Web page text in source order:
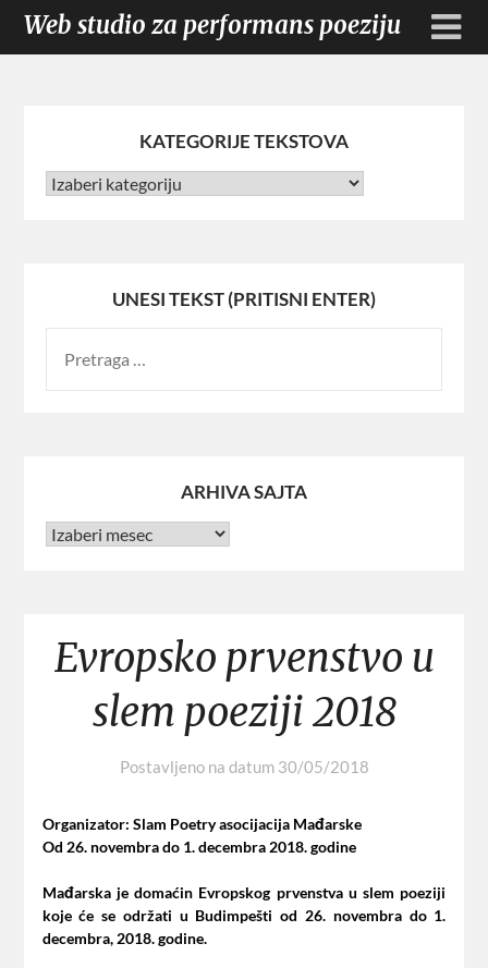
Web studio za performans poeziju
KATEGORIJE TEKSTOVA
UNESI TEKST (PRITISNI ENTER)
ARHIVA SAJTA
Evropsko prvenstvo u
slem poeziji 2018
Postavljeno na datum 30/05/2018
Organizator: Slam Poetry asocijacija Mađarske
Od 26. novembra do 1. decembra 2018. godine
Mađarska je domaćin Evropskog prvenstva u slem poeziji
koje će se održati u Budimpešti od 26. novembra do 1.
decembra, 2018. godine.